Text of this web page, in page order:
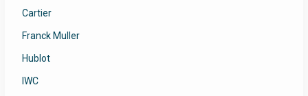
Cartier
Franck Muller
Hublot
IWC